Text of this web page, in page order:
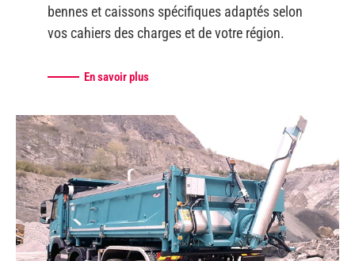
bennes et caissons spécifiques adaptés selon
vos cahiers des charges et de votre région.
En savoir plus